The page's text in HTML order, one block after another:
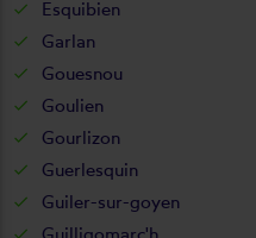
Esquibien
Garlan
Gouesnou
Goulien
Gourlizon
Guerlesquin
Guiler-sur-goyen